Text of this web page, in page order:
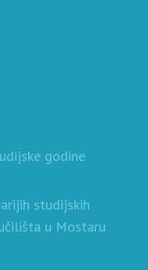
godine
studijskih
u Mostaru